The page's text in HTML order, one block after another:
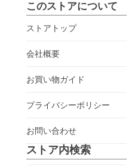
このストアについて
ストアトップ
会社概要
お買い物ガイド
プライバシーポリシー
お問い合わせ
ストア内検索